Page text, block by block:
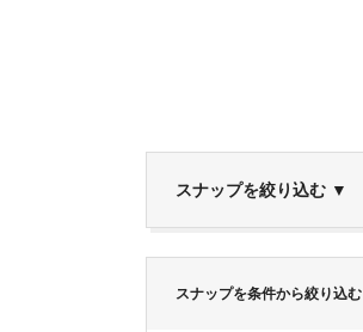
スナップを絞り込む ▼
スナップを条件から絞り込む